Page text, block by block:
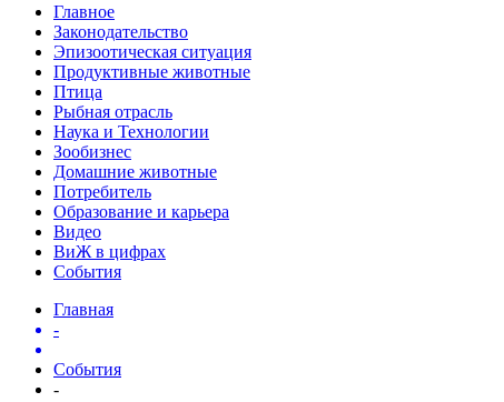
Главное
Законодательство
Эпизоотическая ситуация
Продуктивные животные
Птица
Рыбная отрасль
Наука и Технологии
Зообизнес
Домашние животные
Потребитель
Образование и карьера
Видео
ВиЖ в цифрах
События
Главная
-
События
-